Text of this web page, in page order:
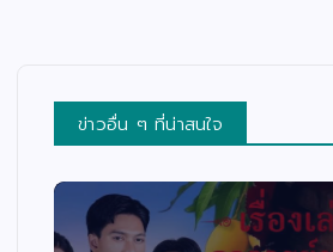
ข่าวอื่น ๆ ที่น่าสนใจ